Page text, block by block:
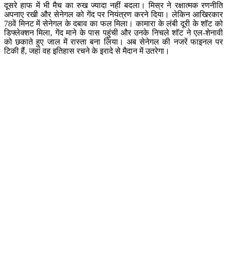
दूसरे हाफ में भी मैच का रुख ज्यादा नहीं बदला। मिस्र ने रक्षात्मक रणनीति
अपनाए रखी और सेनेगल को गेंद पर नियंत्रण करने दिया। लेकिन आखिरकार
78वें मिनट में सेनेगल के दबाव का फल मिला। कामारा के लंबी दूरी के शॉट को
डिफ्लेक्शन मिला, गेंद माने के पास पहुंची और उनके निचले शॉट ने एल-शेनावी
को छकाते हुए जाल में रास्ता बना लिया। अब सेनेगल की नजरें फाइनल पर
टिकी हैं, जहां वह इतिहास रचने के इरादे से मैदान में उतरेगा।